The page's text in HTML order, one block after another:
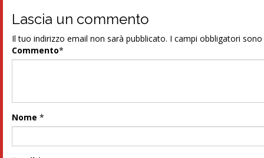
Lascia un commento
Il tuo indirizzo email non sarà pubblicato. I campi obbligatori
Commento*
Nome *